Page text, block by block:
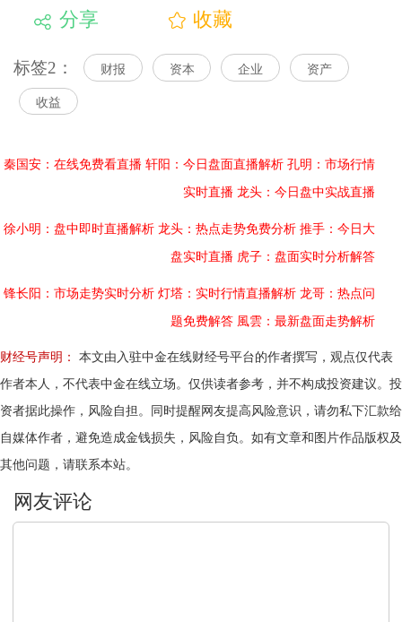
分享 收藏
标签2： 财报 资本 企业 资产
收益
秦国安：在线免费看直播 轩阳：今日盘面直播解析 孔明：市场行情
实时直播 龙头：今日盘中实战直播
徐小明：盘中即时直播解析 龙头：热点走势免费分析 推手：今日大
盘实时直播 虎子：盘面实时分析解答
锋长阳：市场走势实时分析 灯塔：实时行情直播解析 龙哥：热点问
题免费解答 風雲：最新盘面走势解析
财经号声明：
本文由入驻中金在线财经号平台的作者撰写，观点仅代表
作者本人，不代表中金在线立场。仅供读者参考，并不构成投资建议。投
资者据此操作，风险自担。同时提醒网友提高风险意识，请勿私下汇款给
自媒体作者，避免造成金钱损失，风险自负。如有文章和图片作品版权及
其他问题，请联系本站。